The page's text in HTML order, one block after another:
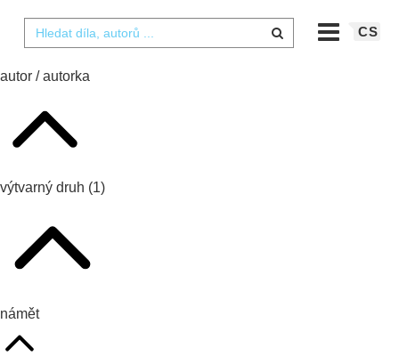
CS
autor / autorka
výtvarný druh (1)
námět